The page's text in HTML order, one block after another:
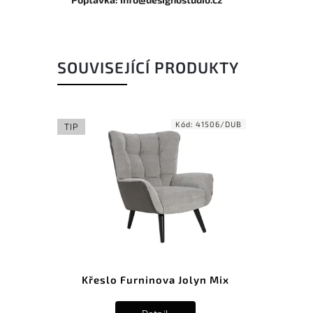
SOUVISEJÍCÍ PRODUKTY
TIP
Křeslo Furninova Jolyn Mix
Kód: 41506/DUB